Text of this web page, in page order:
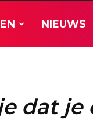
NIEUWS
dat je